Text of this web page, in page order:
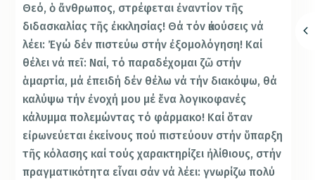
Θεό, ὁ ἄνθρωπος, στρέφεται ἐναντίον τῆς
διδασκαλίας τῆς ἐκκλησίας! Θά τόν ἀκούσεις νά
λέει: Ἐγώ δέν πιστεύω στήν ἐξομολόγηση! Καί
θέλει νά πεῖ: Ναί, τό παραδέχομαι ζῶ στήν
ἁμαρτία, μά ἐπειδή δέν θέλω νά τήν διακόψω, θά
καλύψω τήν ἐνοχή μου μέ ἕνα λογικοφανές
κάλυμμα πολεμώντας τό φάρμακο! Καί ὅταν
εἰρωνεύεται ἐκείνους πού πιστεύουν στήν ὕπαρξη
τῆς κόλασης καί τούς χαρακτηρίζει ἠλίθιους, στήν
πραγματικότητα εἶναι σάν νά λέει: γνωρίζω πολύ